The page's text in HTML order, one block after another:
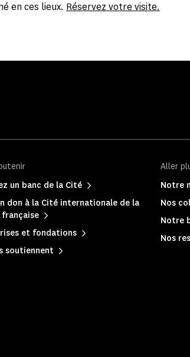
en ces lieux. Réservez votre visite.
un banc de la Cité
don à la Cité internationale de la
française
et fondations
soutiennent
Aller
Notre
Nos
Notre
Nos